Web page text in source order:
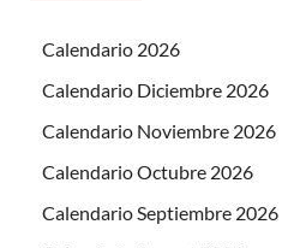
Calendario 2026
Calendario Diciembre 2026
Calendario Noviembre 2026
Calendario Octubre 2026
Calendario Septiembre 2026